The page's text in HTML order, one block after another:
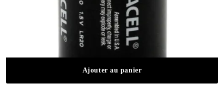
Ajouter au panier